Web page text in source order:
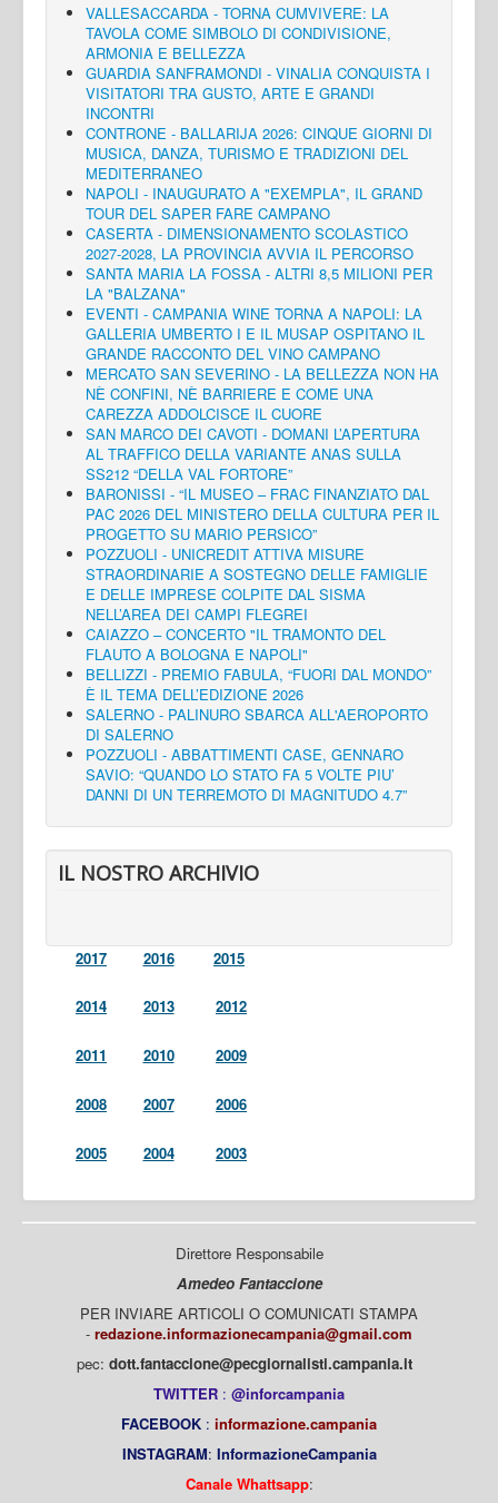
VALLESACCARDA - TORNA CUMVIVERE: LA
TAVOLA COME SIMBOLO DI CONDIVISIONE,
ARMONIA E BELLEZZA
GUARDIA SANFRAMONDI - VINALIA CONQUISTA I
VISITATORI TRA GUSTO, ARTE E GRANDI
INCONTRI
CONTRONE - BALLARIJA 2026: CINQUE GIORNI DI
MUSICA, DANZA, TURISMO E TRADIZIONI DEL
MEDITERRANEO
NAPOLI - INAUGURATO A "EXEMPLA", IL GRAND
TOUR DEL SAPER FARE CAMPANO
CASERTA - DIMENSIONAMENTO SCOLASTICO
2027-2028, LA PROVINCIA AVVIA IL PERCORSO
SANTA MARIA LA FOSSA - ALTRI 8,5 MILIONI PER
LA "BALZANA"
EVENTI - CAMPANIA WINE TORNA A NAPOLI: LA
GALLERIA UMBERTO I E IL MUSAP OSPITANO IL
GRANDE RACCONTO DEL VINO CAMPANO
MERCATO SAN SEVERINO - LA BELLEZZA NON HA
NÈ CONFINI, NÈ BARRIERE E COME UNA
CAREZZA ADDOLCISCE IL CUORE
SAN MARCO DEI CAVOTI - DOMANI L’APERTURA
AL TRAFFICO DELLA VARIANTE ANAS SULLA
SS212 “DELLA VAL FORTORE”
BARONISSI - “IL MUSEO – FRAC FINANZIATO DAL
PAC 2026 DEL MINISTERO DELLA CULTURA PER IL
PROGETTO SU MARIO PERSICO”
POZZUOLI - UNICREDIT ATTIVA MISURE
STRAORDINARIE A SOSTEGNO DELLE FAMIGLIE
E DELLE IMPRESE COLPITE DAL SISMA
NELL’AREA DEI CAMPI FLEGREI
CAIAZZO – CONCERTO "IL TRAMONTO DEL
FLAUTO A BOLOGNA E NAPOLI"
BELLIZZI - PREMIO FABULA, “FUORI DAL MONDO”
È IL TEMA DELL’EDIZIONE 2026
SALERNO - PALINURO SBARCA ALL'AEROPORTO
DI SALERNO
POZZUOLI - ABBATTIMENTI CASE, GENNARO
SAVIO: “QUANDO LO STATO FA 5 VOLTE PIU’
DANNI DI UN TERREMOTO DI MAGNITUDO 4.7”
IL NOSTRO ARCHIVIO
2017 2016 2015
2014 2013 2012
2011 2010 2009
2008 2007 2006
2005 2004 2003
Direttore Responsabile
Amedeo Fantaccione
PER INVIARE ARTICOLI O COMUNICATI STAMPA
- redazione.informazionecampania@gmail.com
pec: dott.fantaccione@pecgiornalisti.campania.it
TWITTER : @inforcampania
FACEBOOK : informazione.campania
INSTAGRAM: InformazioneCampania
Canale Whattsapp: